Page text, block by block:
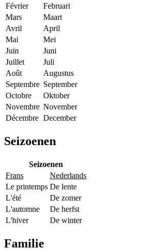
Février
Februari
Mars
Maart
Avril
April
Mai
Mei
Juin
Juni
Juillet
Juli
Août
Augustus
Septembre September
Octobre
Oktober
Novembre November
Décembre December
Seizoenen
Seizoenen
Frans
Nederlands
Le printemps De lente
L'été
De zomer
L'automne
De herfst
L'hiver
De winter
Familie